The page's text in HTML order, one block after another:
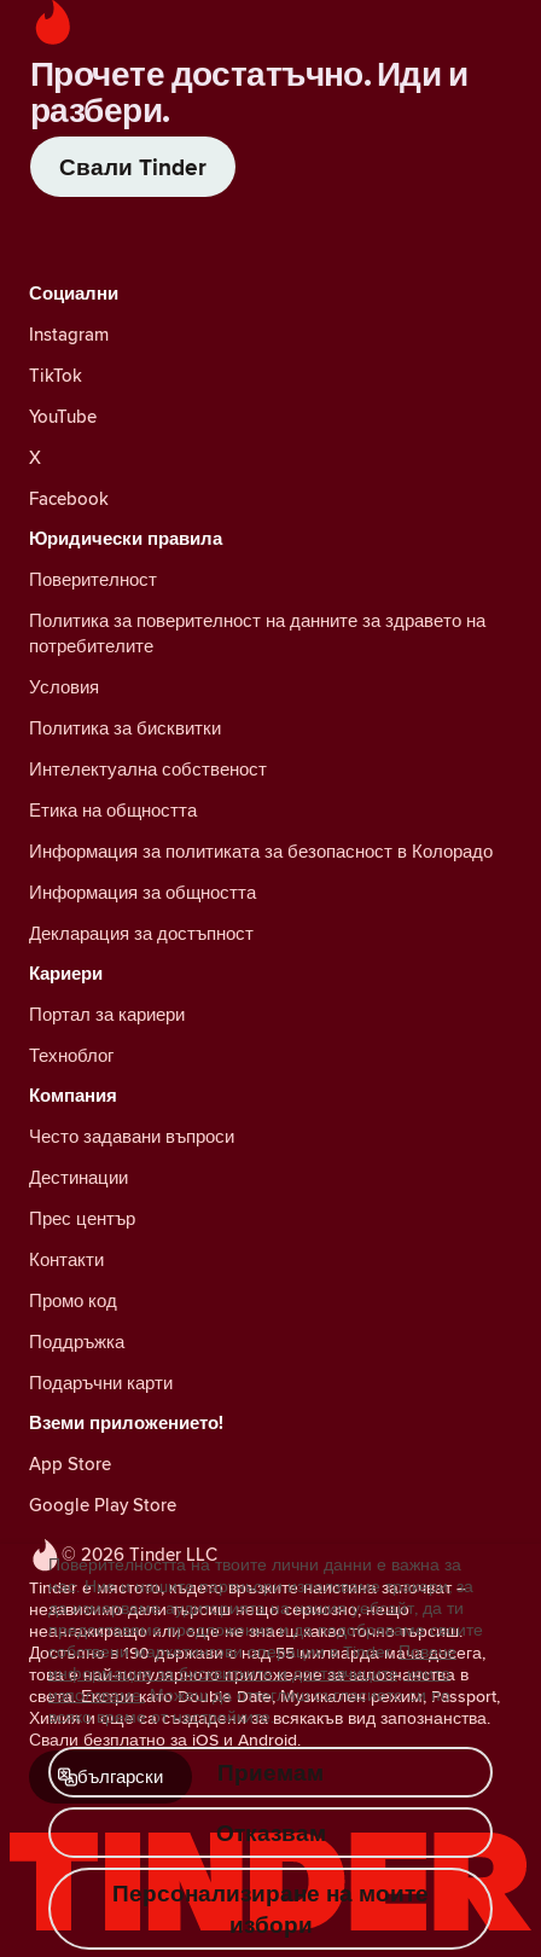
Прочете достатъчно. Иди и
разбери.
Свали Tinder
© 2026 Tinder LLC
Tinder е мястото, където връзките наистина започват –
независимо дали търсиш нещо сериозно, нещо
неангажиращо или още не знаеш какво точно търсиш.
Достъпно в 190 държави с над 55 милиарда мача досега,
това е най-популярното приложение за запознанства в
света. Екстри като Double Date, Музикален режим, Passport,
Химия и още са създадени за всякакъв вид запознанства.
Свали безплатно за iOS и Android.
български
Социални
Instagram
TikTok
YouTube
X
Facebook
Юридически правила
Поверителност
Политика за поверителност на данните за здравето на
потребителите
Условия
Политика за бисквитки
Интелектуална собственост
Етика на общността
Информация за политиката за безопасност в Колорадо
Информация за общността
Декларация за достъпност
Кариери
Портал за кариери
Техноблог
Компания
Често задавани въпроси
Дестинации
Прес център
Контакти
Промо код
Поддръжка
Подаръчни карти
Вземи приложението!
App Store
Google Play Store
Поверителността на твоите лични данни е важна за
нас. Ние и нашите партньори използваме тракери, за
да измерваме аудиторията на нашия уебсайт, да ти
предоставяме предложения и да подобряваме своите
собствени маркетингови операции в Tinder. Повече
информация за бисквитките и доставчиците, които
използваме. Можеш да оттеглиш съгласието си по
всяко време от настройките.
Приемам
Отказвам
Персонализиране на моите
избори